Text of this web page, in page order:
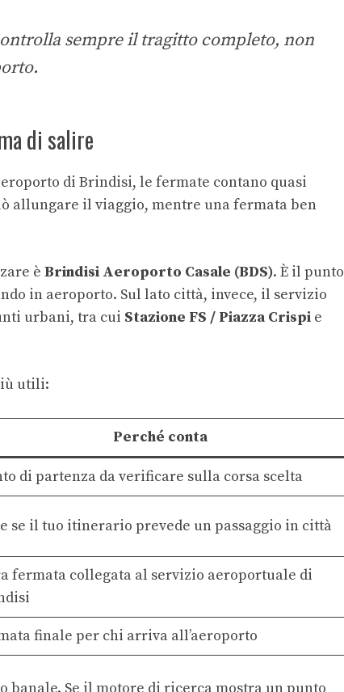
sempre il tragitto completo, non
di salire
di Brindisi, le fermate contano quasi
allungare il viaggio, mentre una fermata ben
è Brindisi Aeroporto Casale (BDS). È il punto
in aeroporto. Sul lato città, invece, il servizio
urbani, tra cui Stazione FS / Piazza Crispi e
utili:
Perché conta
di partenza da verificare sulla corsa scelta
se il tuo itinerario prevede un passaggio in città
fermata collegata al servizio aeroportuale di
finale per chi arriva all’aeroporto